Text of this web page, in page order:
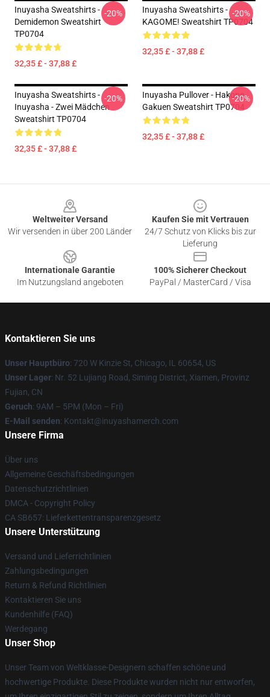
Inuyasha Sweatshirts -
Demidemon Sweatshirt
TP0704
32,35 £ - 37,88 £
-20%
Inuyasha Sweatshirts -
KAGOME! Sweatshirt TP0704
32,35 £ - 37,88 £
-20%
Inuyasha Sweatshirts -
Inuyasha - Zwei Mädchen
Sweatshirt TP0704
32,35 £ - 37,88 £
-20%
Inuyasha Pullover - Hakone
Gakuen Sweatshirt TP0704
32,35 £ - 37,88 £
-20%
Weltweiter Versand
Wir versenden in über 200 Länder
Kaufen Sie mit Vertrauen
24/7 Schutz von Klicks bis zur
Lieferung
Internationale Garantie
Im Nutzungsland angeboten
100% Sicherer Checkout
PayPal / MasterCard / Visa
Kontaktieren Sie uns
Unser Hauptbüro: 720 W Kinzie St, Chicago, IL 60654, US
Unser Lager: Nr. 52 Lujiang Road, Siming District, Xiamen, Provinz
Fujian, CN
Geruch: 9AM – 5PM (Mon – Fri)
E-Mail senden: Kontakt@inuyashamerch.com
Unsere Firma
Über uns
Allgemeine Geschäftsbedingungen
Datenschutzrichtlinien
DMCA - Copyright Policy
CA SB657: Lieferkettentransparenzgesetz
Unsere Unterstützung
Versand und Lieferrichtlinien
Zahlungsbedingungen
Return & Refund Richtlinien
Kontaktieren Sie uns
Kundenhilfe (FAQ)
Werdegang
Unser Shop
Unser Team von Weltklasse-Designern schaffen schöne und
hochwertige Produkte. Diese Produkte wurden nicht nur entworfen,